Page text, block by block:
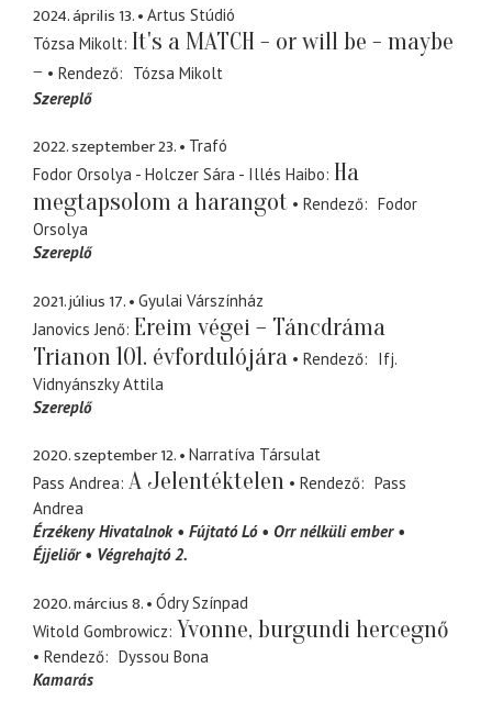
2024. április 13.
Artus Stúdió
Tózsa Mikolt It's a MATCH - or will be - maybe
-
Rendező
Tózsa Mikolt
Szereplő
2022. szeptember 23.
Trafó
Fodor Orsolya - Holczer Sára - Illés Haibo Ha
megtapsolom a harangot
Rendező
Fodor
Orsolya
Szereplő
2021. július 17.
Gyulai Várszínház
Janovics Jenő Ereim végei – Táncdráma
Trianon 101. évfordulójára
Rendező
Ifj.
Vidnyánszky Attila
Szereplő
2020. szeptember 12.
Narratíva Társulat
Pass Andrea A Jelentéktelen Rendező
Pass
Andrea
Érzékeny Hivatalnok
Fújtató Ló
Orr nélküli ember
Éjjeliőr
Végrehajtó 2.
2020. március 8.
Ódry Színpad
Witold Gombrowicz Yvonne, burgundi hercegnő
Rendező
Dyssou Bona
Kamarás